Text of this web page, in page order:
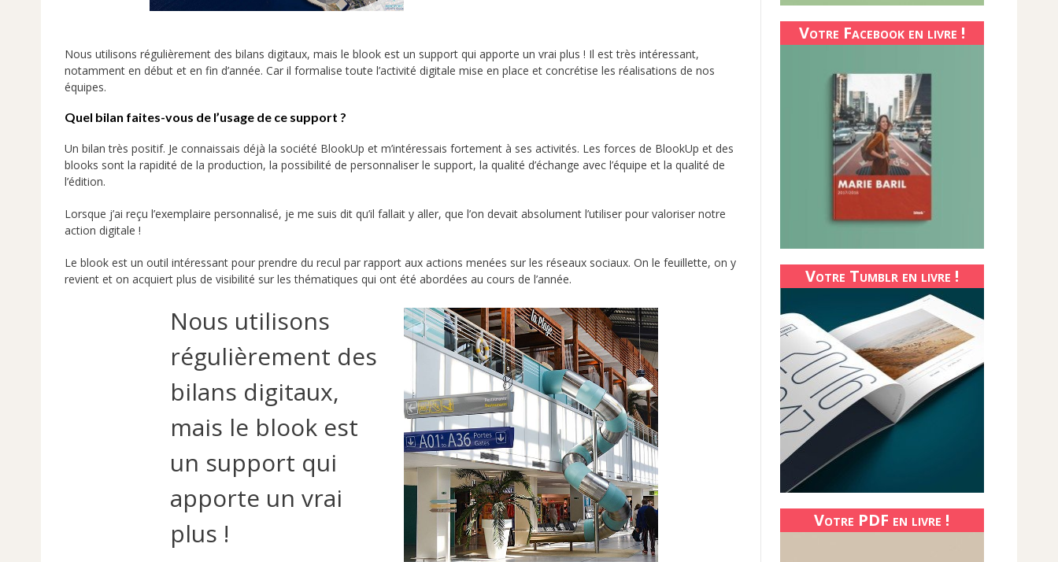
Nous utilisons régulièrement des bilans digitaux, mais le blook est un support qui apporte un vrai plus ! Il est très intéressant,
notamment en début et en fin d’année. Car il formalise toute l’activité digitale mise en place et concrétise les réalisations de nos
équipes.
Quel bilan faites-vous de l’usage de ce support ?
Un bilan très positif. Je connaissais déjà la société BlookUp et m’intéressais fortement à ses activités. Les forces de BlookUp et des
blooks sont la rapidité de la production, la possibilité de personnaliser le support, la qualité d’échange avec l’équipe et la qualité de
l’édition.
Lorsque j’ai reçu l’exemplaire personnalisé, je me suis dit qu’il fallait y aller, que l’on devait absolument l’utiliser pour valoriser notre
action digitale !
Le blook est un outil intéressant pour prendre du recul par rapport aux actions menées sur les réseaux sociaux. On le feuillette, on y
revient et on acquiert plus de visibilité sur les thématiques qui ont été abordées au cours de l’année.
Nous utilisons
régulièrement des
bilans digitaux,
mais le blook est
un support qui
apporte un vrai
plus !
Votre Facebook en livre !
Votre Tumblr en livre !
Votre PDF en livre !